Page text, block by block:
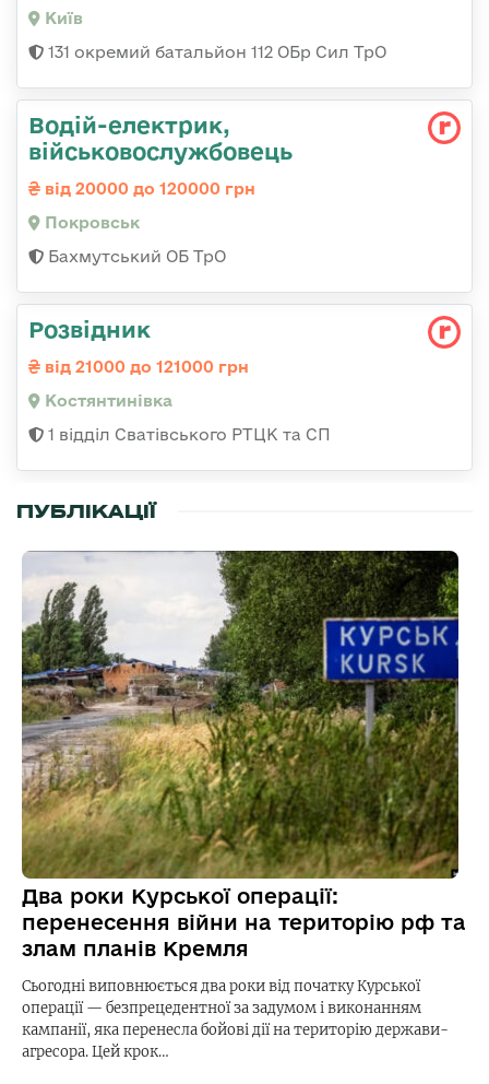
Київ
131 окремий батальйон 112 ОБр Сил ТрО
Водій-електрик,
військовослужбовець
від 20000 до 120000 грн
Покровськ
Бахмутський ОБ ТрО
Розвідник
від 21000 до 121000 грн
Костянтинівка
1 відділ Сватівського РТЦК та СП
ПУБЛІКАЦІЇ
Два роки Курської операції:
перенесення війни на територію рф та
злам планів Кремля
Сьогодні виповнюється два роки від початку Курської
операції — безпрецедентної за задумом і виконанням
кампанії, яка перенесла бойові дії на територію держави-
агресора. Цей крок…